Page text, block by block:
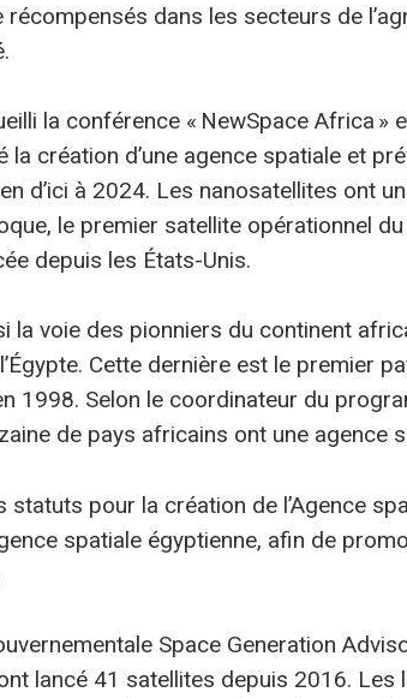
récompensés dans les secteurs de
la conférence « NewSpace Africa
la création d’une agence spatiale et
d’ici à 2024. Les nanosatellites ont
le premier satellite opérationnel
depuis les États-Unis.
la voie des pionniers du continent
Cette dernière est le premier
1998. Selon le coordinateur du
de pays africains ont une agence
statuts pour la création de l’Agence
spatiale égyptienne, afin de
Space Generation
lancé 41 satellites depuis 2016. Les